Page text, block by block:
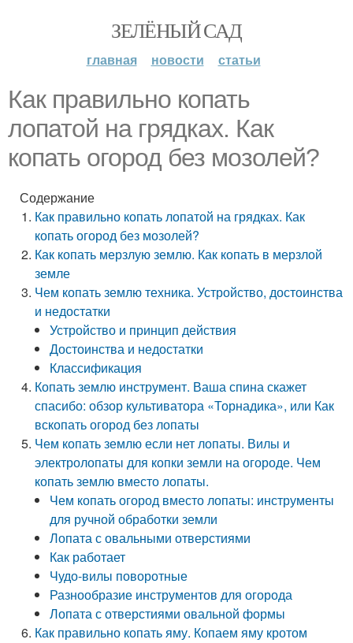
ЗЕЛЁНЫЙ САД
главная новости статьи
Как правильно копать
лопатой на грядках. Как
копать огород без мозолей?
Содержание
Как правильно копать лопатой на грядках. Как
копать огород без мозолей?
Как копать мерзлую землю. Как копать в мерзлой
земле
Чем копать землю техника. Устройство, достоинства
и недостатки
Устройство и принцип действия
Достоинства и недостатки
Классификация
Копать землю инструмент. Ваша спина скажет
спасибо: обзор культиватора «Торнадика», или Как
вскопать огород без лопаты
Чем копать землю если нет лопаты. Вилы и
электролопаты для копки земли на огороде. Чем
копать землю вместо лопаты.
Чем копать огород вместо лопаты: инструменты
для ручной обработки земли
Лопата с овальными отверстиями
Как работает
Чудо-вилы поворотные
Разнообразие инструментов для огорода
Лопата с отверстиями овальной формы
Как правильно копать яму. Копаем яму кротом